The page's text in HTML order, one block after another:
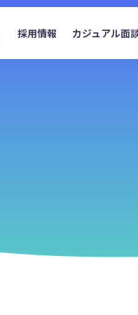
採用情報 カジュアル面